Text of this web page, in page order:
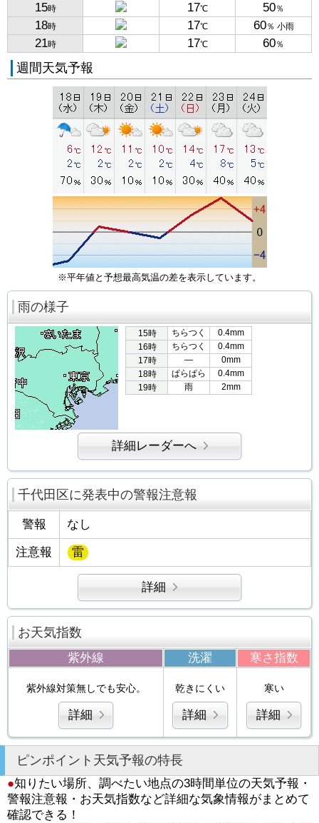
15時 17℃ 50％
18時 17℃ 60％ 小雨
21時 17℃ 60％
週間天気予報
※平年値と予想最高気温の差を表示しています。
雨の様子
15時 ちらつく
0.4mm
16時
ちらつく
0.4mm
17時
―
0mm
18時
ぱらぱら
0.4mm
19時
雨 2mm
詳細レーダーへ
千代田区に発表中の警報注意報
警報 なし
注意報 雷
詳細
お天気指数
紫外線 洗濯 寒さ指数
紫外線対策無しでも安心。
詳細
乾きにくい
詳細
寒い
詳細
ピンポイント天気予報の特長
●知りたい場所、調べたい地点の3時間単位の天気予報・
警報注意報・お天気指数など詳細な気象情報がまとめて
確認できる！